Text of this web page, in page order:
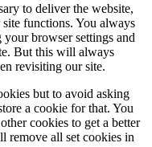
to deliver the website,
functions. You always
browser settings and
But this will always
revisiting our site.
but to avoid asking
a cookie for that. You
cookies to get a better
remove all set cookies in